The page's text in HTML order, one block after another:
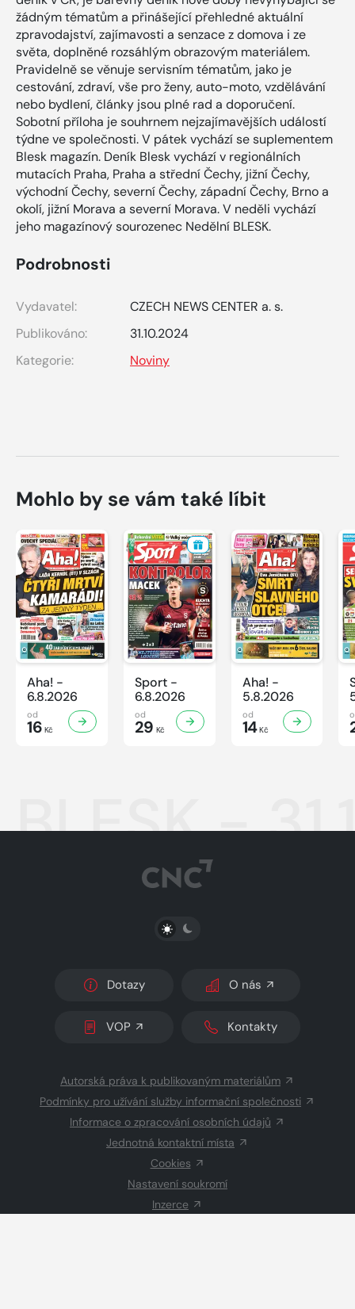
žádným tématům a přinášející přehledné aktuální
zpravodajství, zajímavosti a senzace z domova i ze
světa, doplněné rozsáhlým obrazovým materiálem.
Pravidelně se věnuje servisním tématům, jako je
cestování, zdraví, vše pro ženy, auto-moto, vzdělávání
nebo bydlení, články jsou plné rad a doporučení.
Sobotní příloha je souhrnem nejzajímavějších událostí
týdne ve společnosti. V pátek vychází se suplementem
Blesk magazín. Deník Blesk vychází v regionálních
mutacích Praha, Praha a střední Čechy, jižní Čechy,
východní Čechy, severní Čechy, západní Čechy, Brno a
okolí, jižní Morava a severní Morava. V neděli vychází
jeho magazínový sourozenec Nedělní BLESK.
Podrobnosti
Vydavatel:
CZECH NEWS CENTER a. s.
Publikováno:
31.10.2024
Kategorie:
Noviny
Mohlo by se vám také líbit
Aha! -
6.8.2026
od
16 Kč
Sport -
6.8.2026
od
29 Kč
Aha! -
5.8.2026
od
14Kč
BLESK -
PŘEPNOUT SVĚTLÝ/TMAVÝ REŽIM
Dotazy O nás
VOP Kontakty
Autorská práva k publikovaným materiálům
Podmínky pro užívání služby informační společnosti
Informace o zpracování osobních údajů
Jednotná kontaktní místa
Cookies
Nastavení soukromí
Inzerce